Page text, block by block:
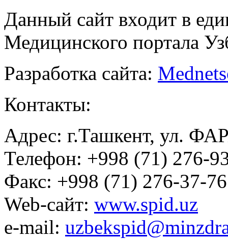
Данный сайт входит в
Медицинского портала
Разработка сайта:
Контакты:
Адрес: г.Ташкент, ул.
Телефон: +998 (71) 276-
Факс: +998 (71) 276-37-76
Web-сайт: www.spid.uz
e-mail: